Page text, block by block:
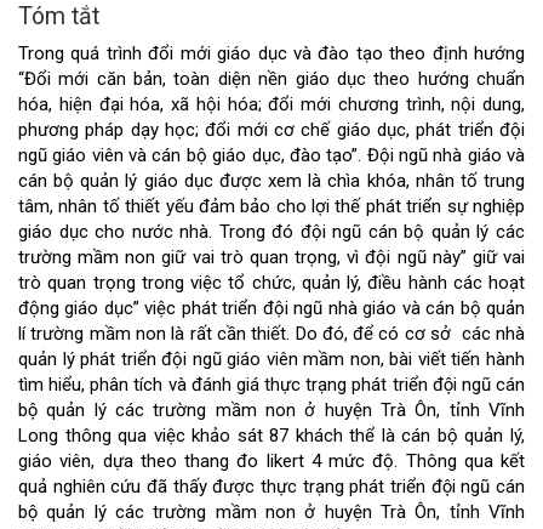
Nội
dung
chính
của
bài
viết
Tóm tắt
Trong quá trình đổi mới giáo dục và đào tạo theo định hướng
“Đổi mới căn bản, toàn diện nền giáo dục theo hướng chuẩn
hóa, hiện đại hóa, xã hội hóa; đổi mới chương trình, nội dung,
phương pháp dạy học; đổi mới cơ chế giáo dục, phát triển đội
ngũ giáo viên và cán bộ giáo dục, đào tạo”. Đội ngũ nhà giáo và
cán bộ quản lý giáo dục được xem là chìa khóa, nhân tố trung
tâm, nhân tố thiết yếu đảm bảo cho lợi thế phát triển sự nghiệp
giáo dục cho nước nhà. Trong đó đội ngũ cán bộ quản lý các
trường mầm non giữ vai trò quan trọng, vì đội ngũ này” giữ vai
trò quan trọng trong việc tổ chức, quản lý, điều hành các hoạt
động giáo dục” việc phát triển đội ngũ nhà giáo và cán bộ quản
lí trường mầm non là rất cần thiết. Do đó, để có cơ sở các nhà
quản lý phát triển đội ngũ giáo viên mầm non, bài viết tiến hành
tìm hiểu, phân tích và đánh giá thực trạng phát triển đội ngũ cán
bộ quản lý các trường mầm non ở huyện Trà Ôn, tỉnh Vĩnh
Long thông qua việc khảo sát 87 khách thể là cán bộ quản lý,
giáo viên, dựa theo thang đo likert 4 mức độ. Thông qua kết
quả nghiên cứu đã thấy được thực trạng phát triển đội ngũ cán
bộ quản lý các trường mầm non ở huyện Trà Ôn, tỉnh Vĩnh